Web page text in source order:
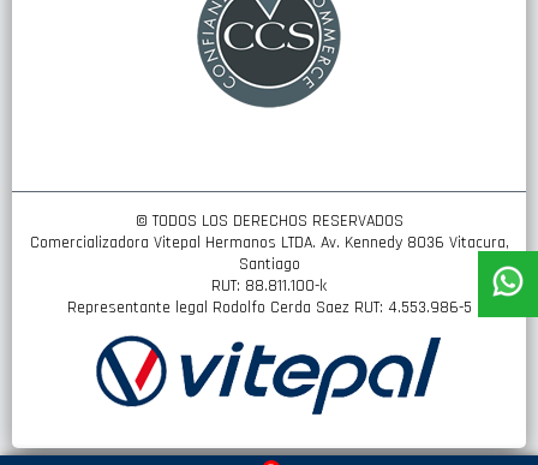
© TODOS LOS DERECHOS RESERVADOS
Comercializadora Vitepal Hermanos LTDA. Av. Kennedy 8036 Vitacura,
Santiago
RUT: 88.811.100-k
Representante legal Rodolfo Cerda Saez RUT: 4.553.986-5